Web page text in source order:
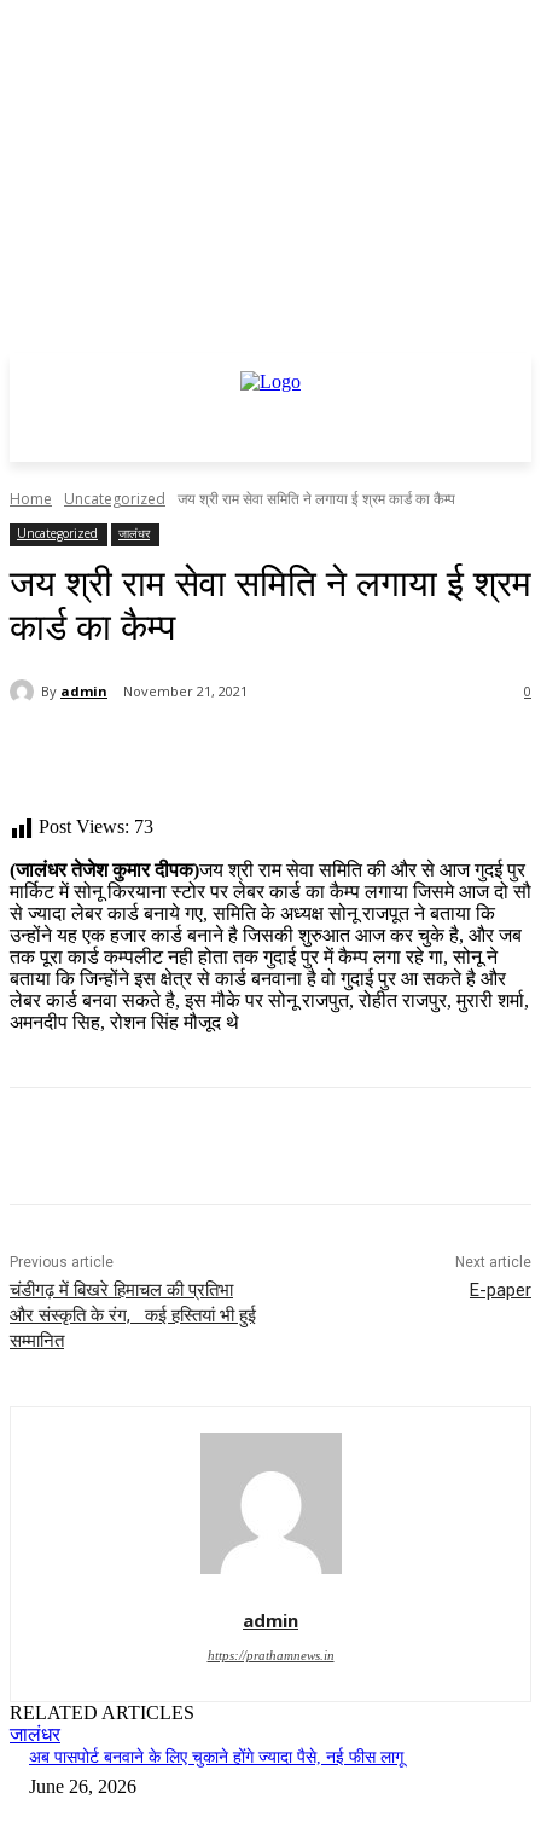
Home Uncategorized जय श्री राम सेवा समिति ने लगाया ई श्रम कार्ड का कैम्प
Uncategorized जालंधर
जय श्री राम सेवा समिति ने लगाया ई श्रम
कार्ड का कैम्प
By admin November 21, 2021 0
Post Views: 73
(जालंधर तेजेश कुमार दीपक)जय श्री राम सेवा समिति की और से आज गुदई पुर
मार्किट में सोनू किरयाना स्टोर पर लेबर कार्ड का कैम्प लगाया जिसमे आज दो सौ
से ज्यादा लेबर कार्ड बनाये गए, समिति के अध्यक्ष सोनू राजपूत ने बताया कि
उन्होंने यह एक हजार कार्ड बनाने है जिसकी शुरुआत आज कर चुके है, और जब
तक पूरा कार्ड कम्पलीट नही होता तक गुदाई पुर में कैम्प लगा रहे गा, सोनू ने
बताया कि जिन्होंने इस क्षेत्र से कार्ड बनवाना है वो गुदाई पुर आ सकते है और
लेबर कार्ड बनवा सकते है, इस मौके पर सोनू राजपुत, रोहीत राजपुर, मुरारी शर्मा,
अमनदीप सिह, रोशन सिंह मौजूद थे
Previous article
चंडीगढ़ में बिखरे हिमाचल की प्रतिभा
और संस्कृति के रंग, कई हस्तियां भी हुई
सम्मानित
Next article
E-paper
admin
https://prathamnews.in
RELATED ARTICLES
जालंधर
अब पासपोर्ट बनवाने के लिए चुकाने होंगे ज्यादा पैसे, नई फीस लागू
June 26, 2026